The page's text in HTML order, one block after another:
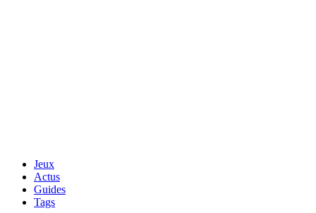
Jeux
Actus
Guides
Tags